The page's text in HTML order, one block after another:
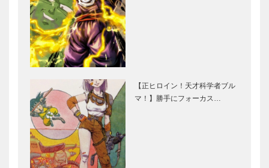
【正ヒロイン！天才科学者ブル
マ！】勝手にフォーカス…